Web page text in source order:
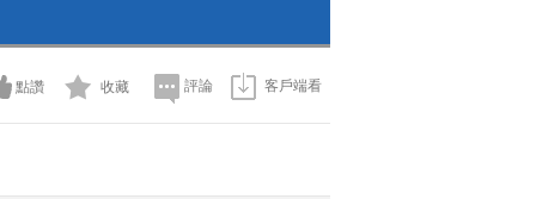
2011-11-09 21:04:52
版）》 20111108
點讚 收藏 評論 客戶端看